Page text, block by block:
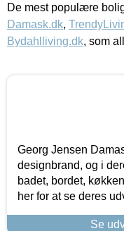
De mest populære
Damask.dk,
Bydahlliving.dk, som
Georg Jensen
designbrand, og i
badet, bordet,
her for at se deres
Se